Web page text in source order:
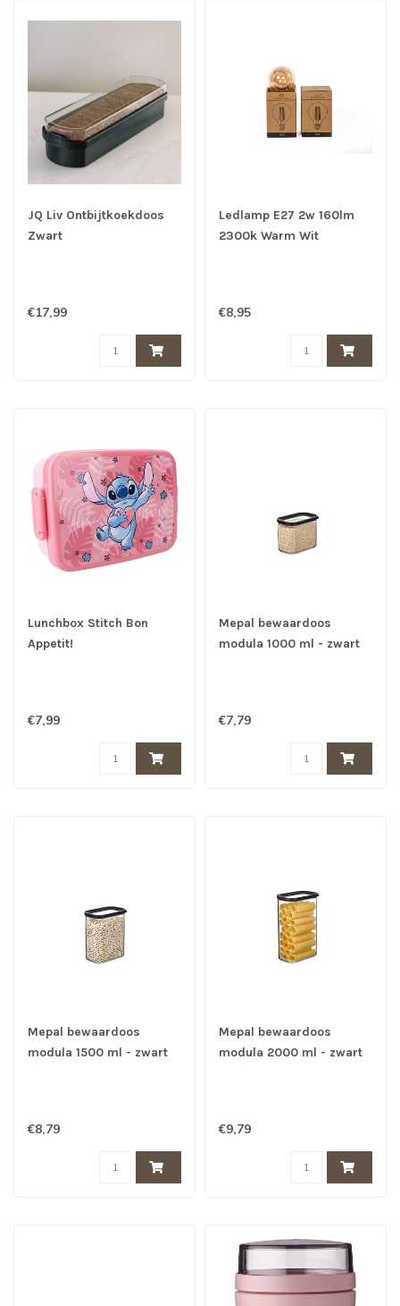
JQ Liv Ontbijtkoekdoos
Zwart
€17,99
Ledlamp E27 2w 160lm
2300k Warm Wit
€8,95
Lunchbox Stitch Bon
Appetit!
€7,99
Mepal bewaardoos
modula 1000 ml - zwart
€7,79
Mepal bewaardoos
modula 1500 ml - zwart
€8,79
Mepal bewaardoos
modula 2000 ml - zwart
€9,79